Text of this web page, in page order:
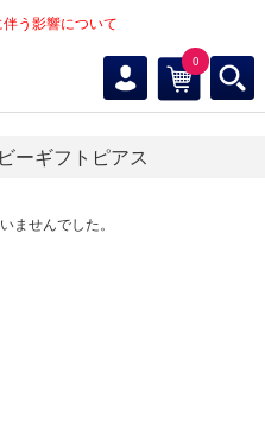
う影響について
0
ーギフトピアス
ませんでした。